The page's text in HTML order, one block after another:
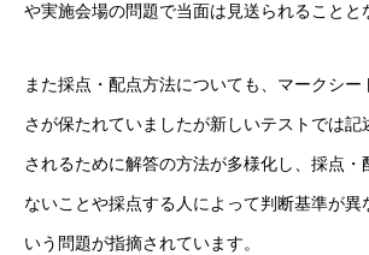
や実施会場の問題で当面は見送られることと
また採点・配点方法についても、マークシ
さが保たれていましたが新しいテストでは記
されるために解答の方法が多様化し、採点・
ないことや採点する人によって判断基準が異
いう問題が指摘されています。